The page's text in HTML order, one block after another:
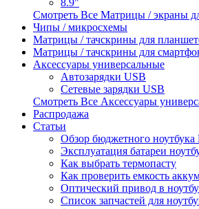
8.9"
Смотреть Все Матрицы / экраны
Чипы / микросхемы
Матрицы / тачскрины для
Матрицы / тачскрины для
Аксессуары универсальные
Автозарядки USB
Сетевые зарядки USB
Смотреть Все Аксессуары
Распродажа
Статьи
Обзор бюджетного
Эксплуатация батареи
Как выбрать термопасту
Как проверить емкость
Оптический привод в
Список запчастей для